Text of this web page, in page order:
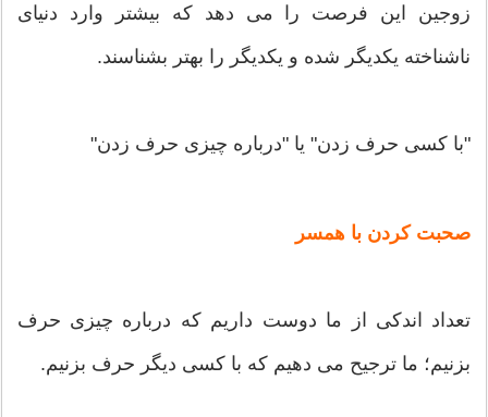
زوجین این فرصت را می دهد که بیشتر وارد دنیای
ناشناخته یکدیگر شده و یکدیگر را بهتر بشناسند.
"با کسی حرف زدن" یا "درباره چیزی حرف زدن"
صحبت کردن با همسر
تعداد اندکی از ما دوست داریم که درباره چیزی حرف
بزنیم؛ ما ترجیح می دهیم که با کسی دیگر حرف بزنیم.